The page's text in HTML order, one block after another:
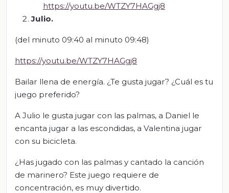
https://youtu.be/WTZY7HAGgj8
Julio.
(del minuto 09:40 al minuto 09:48)
https://youtu.be/WTZY7HAGgj8
Bailar llena de energía. ¿Te gusta jugar? ¿Cuál es tu
juego preferido?
A Julio le gusta jugar con las palmas, a Daniel le
encanta jugar a las escondidas, a Valentina jugar
con su bicicleta.
¿Has jugado con las palmas y cantado la canción
de marinero? Este juego requiere de
concentración, es muy divertido.